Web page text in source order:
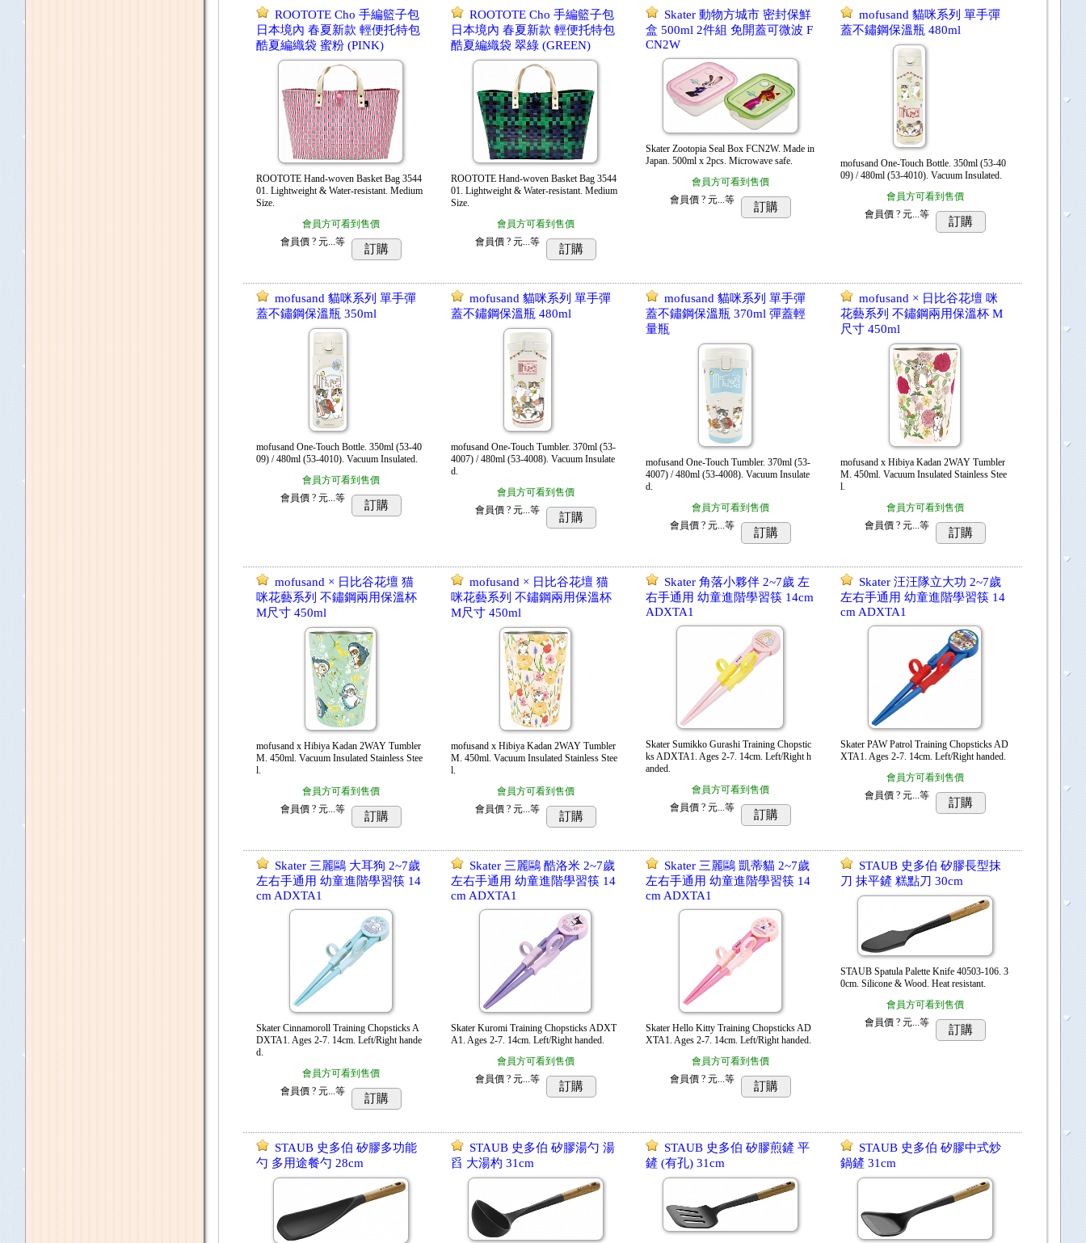
ROOTOTE Cho 手編籃子包
日本境內 春夏新款 輕便托特包
酷夏編織袋 蜜粉 (PINK)
ROOTOTE Hand-woven Basket Bag 3544
01. Lightweight & Water-resistant. Medium
Size.
會員方可看到售價
會員價? 元...等
訂購
ROOTOTE Cho 手編籃子包
日本境內 春夏新款 輕便托特包
酷夏編織袋 翠綠 (GREEN)
ROOTOTE Hand-woven Basket Bag 3544
01. Lightweight & Water-resistant. Medium
Size.
會員方可看到售價
會員價? 元...等
訂購
Skater 動物方城市 密封保鮮
盒 500ml 2件組 免開蓋可微波 F
CN2W
Skater Zootopia Seal Box FCN2W. Made in
Japan. 500ml x 2pcs. Microwave safe.
會員方可看到售價
會員價? 元...等
訂購
mofusand 貓咪系列 單手彈
蓋不鏽鋼保溫瓶 480ml
mofusand One-Touch Bottle. 350ml (53-40
09) / 480ml (53-4010). Vacuum Insulated.
會員方可看到售價
會員價? 元...等
訂購
mofusand 貓咪系列 單手彈
蓋不鏽鋼保溫瓶 350ml
mofusand One-Touch Bottle. 350ml (53-40
09) / 480ml (53-4010). Vacuum Insulated.
會員方可看到售價
會員價? 元...等
訂購
mofusand 貓咪系列 單手彈
蓋不鏽鋼保溫瓶 480ml
mofusand One-Touch Tumbler. 370ml (53-
4007) / 480ml (53-4008). Vacuum Insulate
d.
會員方可看到售價
會員價? 元...等
訂購
mofusand 貓咪系列 單手彈
蓋不鏽鋼保溫瓶 370ml 彈蓋輕
量瓶
mofusand One-Touch Tumbler. 370ml (53-
4007) / 480ml (53-4008). Vacuum Insulate
d.
會員方可看到售價
會員價? 元...等
訂購
mofusand × 日比谷花壇 咪
花藝系列 不鏽鋼兩用保溫杯 M
尺寸 450ml
mofusand x Hibiya Kadan 2WAY Tumbler
M. 450ml. Vacuum Insulated Stainless Stee
l.
會員方可看到售價
會員價? 元...等
訂購
mofusand × 日比谷花壇 猫
咪花藝系列 不鏽鋼兩用保溫杯
M尺寸 450ml
mofusand x Hibiya Kadan 2WAY Tumbler
M. 450ml. Vacuum Insulated Stainless Stee
l.
會員方可看到售價
會員價? 元...等
訂購
mofusand × 日比谷花壇 猫
咪花藝系列 不鏽鋼兩用保溫杯
M尺寸 450ml
mofusand x Hibiya Kadan 2WAY Tumbler
M. 450ml. Vacuum Insulated Stainless Stee
l.
會員方可看到售價
會員價? 元...等
訂購
Skater 角落小夥伴 2~7歲 左
右手通用 幼童進階學習筷 14cm
ADXTA1
Skater Sumikko Gurashi Training Chopstic
ks ADXTA1. Ages 2-7. 14cm. Left/Right h
anded.
會員方可看到售價
會員價? 元...等
訂購
Skater 汪汪隊立大功 2~7歲
左右手通用 幼童進階學習筷 14
cm ADXTA1
Skater PAW Patrol Training Chopsticks AD
XTA1. Ages 2-7. 14cm. Left/Right handed.
會員方可看到售價
會員價? 元...等
訂購
Skater 三麗鷗 大耳狗 2~7歲
左右手通用 幼童進階學習筷 14
cm ADXTA1
Skater Cinnamoroll Training Chopsticks A
DXTA1. Ages 2-7. 14cm. Left/Right hande
d.
會員方可看到售價
會員價? 元...等
訂購
Skater 三麗鷗 酷洛米 2~7歲
左右手通用 幼童進階學習筷 14
cm ADXTA1
Skater Kuromi Training Chopsticks ADXT
A1. Ages 2-7. 14cm. Left/Right handed.
會員方可看到售價
會員價? 元...等
訂購
Skater 三麗鷗 凱蒂貓 2~7歲
左右手通用 幼童進階學習筷 14
cm ADXTA1
Skater Hello Kitty Training Chopsticks AD
XTA1. Ages 2-7. 14cm. Left/Right handed.
會員方可看到售價
會員價? 元...等
訂購
STAUB 史多伯 矽膠長型抹
刀 抹平鏟 糕點刀 30cm
STAUB Spatula Palette Knife 40503-106. 3
0cm. Silicone & Wood. Heat resistant.
會員方可看到售價
會員價? 元... 等
訂購
STAUB 史多伯 矽膠多功能
勺 多用途餐勺 28cm
STAUB 史多伯 矽膠湯勺 湯
舀 大湯杓 31cm
STAUB 史多伯 矽膠煎鏟 平
鏟 (有孔) 31cm
STAUB 史多伯 矽膠中式炒
鍋鏟 31cm